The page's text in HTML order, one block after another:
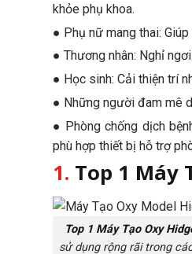
khỏe phụ khoa.
● Phụ nữ mang thai:
● Thương nhân: Nghỉ
● Học sinh: Cải thiện trí
● Những người đam mê
● Phòng chống dịch
phù hợp thiết bị hỗ trợ
1. Top 1 Máy
Top 1 Máy Tạo Oxy
sử dụng rộng rãi trong